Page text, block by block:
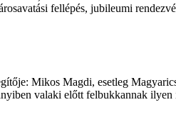
fellépés, jubileumi
Mikos Magdi, esetleg
valaki előtt felbukkannak